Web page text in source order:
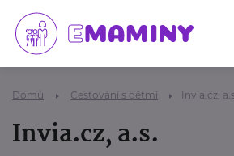
Domů Cestování s dětmi Invia.cz,
Invia.cz, a.s.